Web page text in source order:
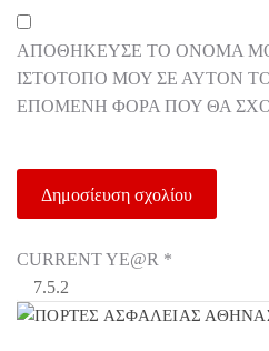
ΑΠΟΘΉΚΕΥΣΕ ΤΟ ΌΝΟΜΆ
ΙΣΤΌΤΟΠΟ ΜΟΥ ΣΕ ΑΥΤΌΝ
ΕΠΌΜΕΝΗ ΦΟΡΆ ΠΟΥ ΘΑ
CURRENT YE@R *